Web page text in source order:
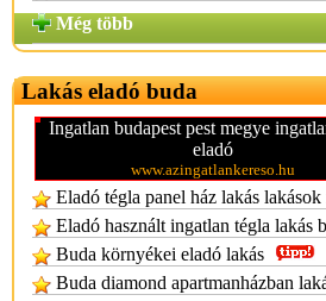
Még több
Lakás eladó buda
Ingatlan budapest pest megye
eladó
www.azingatlankereso.hu
Eladó tégla panel ház lakás lakások
Eladó használt ingatlan tégla lakás
Buda környékei eladó lakás
Buda diamond apartmanházban